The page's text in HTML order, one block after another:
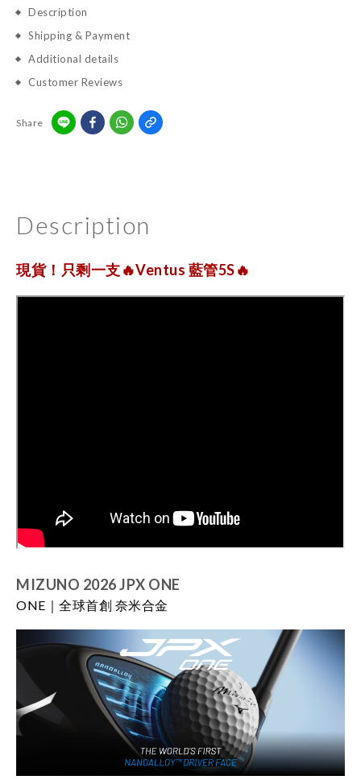
Description
Shipping & Payment
Additional details
Customer Reviews
Share
Description
現貨！只剩一支🔥Ventus 藍管5S🔥
MIZUNO 2026JPX ONE
ONE｜全球首創 奈米合金